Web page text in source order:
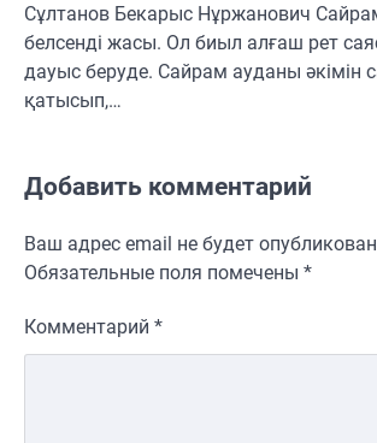
Сұлтанов Бекарыс Нұржанович
белсенді жасы. Ол биыл алғаш рет
дауыс беруде. Сайрам ауданы әкімін
қатысып,…
Добавить комментарий
Ваш адрес email не будет
Обязательные поля помечены *
Комментарий *